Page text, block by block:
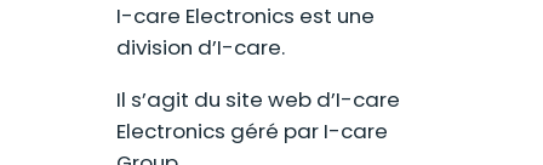
I-care Electronics est une
division d’I-care.
Il s’agit du site web d’I-care
Electronics géré par I-care